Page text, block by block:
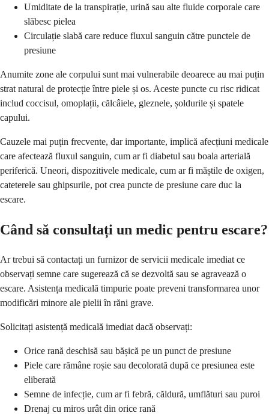
Umiditate de la transpirație, urină sau alte fluide corporale care
slăbesc pielea
Circulație slabă care reduce fluxul sanguin către punctele de
presiune
Anumite zone ale corpului sunt mai vulnerabile deoarece au mai puțin
strat natural de protecție între piele și os. Aceste puncte cu risc ridicat
includ coccisul, omoplații, călcâiele, gleznele, șoldurile și spatele
capului.
Cauzele mai puțin frecvente, dar importante, implică afecțiuni medicale
care afectează fluxul sanguin, cum ar fi diabetul sau boala arterială
periferică. Uneori, dispozitivele medicale, cum ar fi măștile de oxigen,
cateterele sau ghipsurile, pot crea puncte de presiune care duc la
escare.
Când să consultați un medic pentru escare?
Ar trebui să contactați un furnizor de servicii medicale imediat ce
observați semne care sugerează că se dezvoltă sau se agravează o
escare. Asistența medicală timpurie poate preveni transformarea unor
modificări minore ale pielii în răni grave.
Solicitați asistență medicală imediat dacă observați:
Orice rană deschisă sau bășică pe un punct de presiune
Piele care rămâne roșie sau decolorată după ce presiunea este
eliberată
Semne de infecție, cum ar fi febră, căldură, umflături sau puroi
Drenaj cu miros urât din orice rană